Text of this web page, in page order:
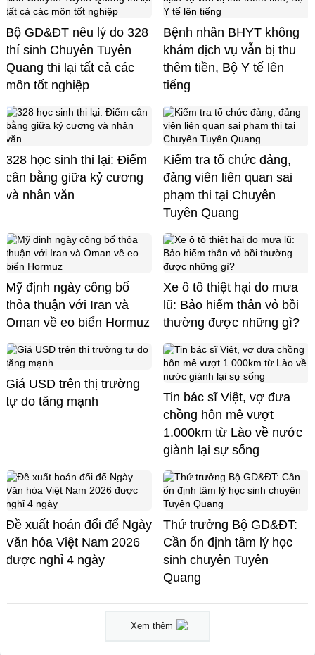
Bộ GD&ĐT nêu lý do 328
thí sinh Chuyên Tuyên
Quang thi lại tất cả các
môn tốt nghiệp
Bệnh nhân BHYT không
khám dịch vụ vẫn bị thu
thêm tiền, Bộ Y tế lên
tiếng
328 học sinh thi lại: Điểm
cân bằng giữa kỷ cương
và nhân văn
Kiểm tra tổ chức đảng,
đảng viên liên quan sai
phạm thi tại Chuyên
Tuyên Quang
Mỹ định ngày công bố
thỏa thuận với Iran và
Oman về eo biển Hormuz
Xe ô tô thiệt hại do mưa
lũ: Bảo hiểm thân vỏ bồi
thường được những gì?
Giá USD trên thị trường
tự do tăng mạnh
Tin bác sĩ Việt, vợ đưa
chồng hôn mê vượt
1.000km từ Lào về nước
giành lại sự sống
Đề xuất hoán đổi để Ngày
Văn hóa Việt Nam 2026
được nghỉ 4 ngày
Thứ trưởng Bộ GD&ĐT:
Cần ổn định tâm lý học
sinh chuyên Tuyên
Quang
Xem thêm